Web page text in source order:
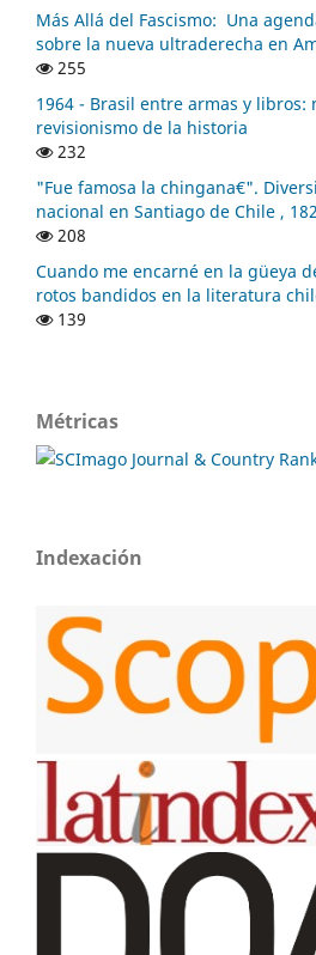
Más Allá del Fascismo: Una
sobre la nueva ultraderecha en
255
1964 - Brasil entre armas y libros:
revisionismo de la historia
232
"Fue famosa la chingana€".
nacional en Santiago de Chile ,
208
Cuando me encarné en la güeya
rotos bandidos en la literatura
139
Métricas
Indexación